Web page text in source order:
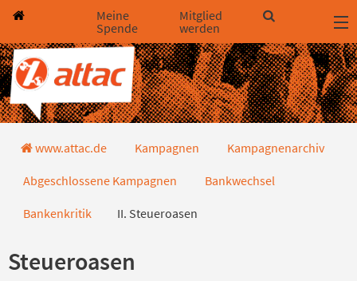
Direkt zum Hauptinhalt springen
Direkt zur Haupt-Navigation springen
Direkt zur Service-Navigation springen
Direkt zur Footer-Navigation springen
Direkt zum Footerinhalt springen
Meine
Spende
Mitglied
werden
II. Steueroasen
www.attac.de Kampagnen Kampagnenarchiv
Abgeschlossene Kampagnen Bankwechsel
Bankenkritik II. Steueroasen
Steueroasen